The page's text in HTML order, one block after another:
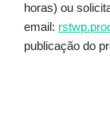
horas) ou
email:
publicação do